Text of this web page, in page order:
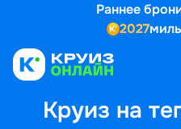
Раннее
2027
Круиз на
Выбор